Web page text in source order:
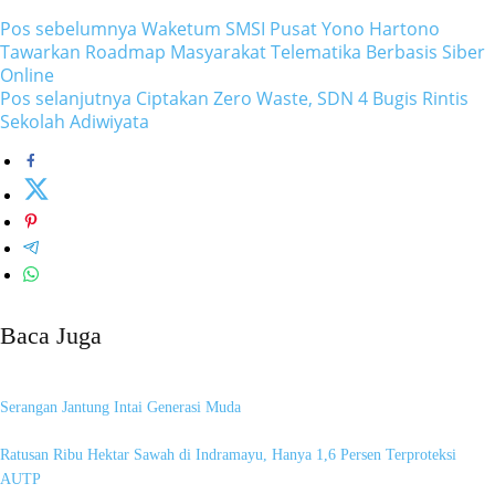
Pos sebelumnya Waketum SMSI Pusat Yono Hartono
Tawarkan Roadmap Masyarakat Telematika Berbasis Siber
Online
Pos selanjutnya Ciptakan Zero Waste, SDN 4 Bugis Rintis
Sekolah Adiwiyata
Baca Juga
Serangan Jantung Intai Generasi Muda
Ratusan Ribu Hektar Sawah di Indramayu, Hanya 1,6 Persen Terproteksi
AUTP